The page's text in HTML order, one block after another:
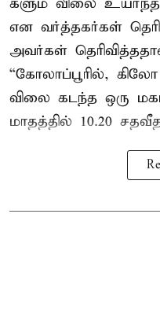
என வர்த்தகர்கள்
அவர்கள்
“கோலாப்பூரில்,
விலை கடந்த ஒரு
மாதத்தில் 10.20